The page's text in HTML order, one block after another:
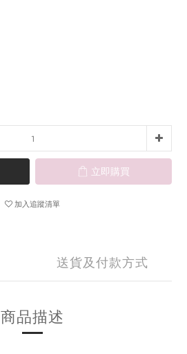
立即購買
加入追蹤清單
送貨及付款方式
商品描述